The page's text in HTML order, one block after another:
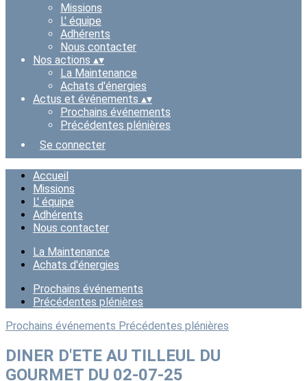
Missions
L' équipe
Adhérents
Nous contacter
Nos actions ▴▾
La Maintenance
Achats d'énergies
Actus et événements ▴▾
Prochains événements
Précédentes plénières
Se connecter
Accueil
Missions
L' équipe
Adhérents
Nous contacter
La Maintenance
Achats d'énergies
Prochains événements
Précédentes plénières
Prochains événements Précédentes plénières
DINER D'ETE AU TILLEUL DU
GOURMET DU 02-07-25